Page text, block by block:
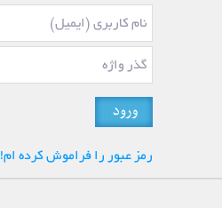
رمز عبور را فراموش کرده ام!